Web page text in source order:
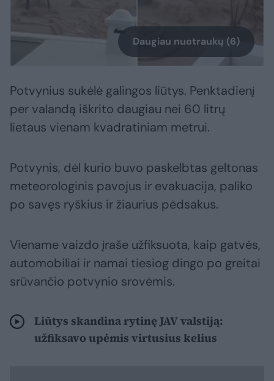
Daugiau nuotraukų (6)
Potvynius sukėlė galingos liūtys. Penktadienį
per valandą iškrito daugiau nei 60 litrų
lietaus vienam kvadratiniam metrui.
Potvynis, dėl kurio buvo paskelbtas geltonas
meteorologinis pavojus ir evakuacija, paliko
po savęs ryškius ir žiaurius pėdsakus.
Viename vaizdo įraše užfiksuota, kaip gatvės,
automobiliai ir namai tiesiog dingo po greitai
srūvančio potvynio srovėmis.
Liūtys skandina rytinę JAV valstiją:
užfiksavo upėmis virtusius kelius